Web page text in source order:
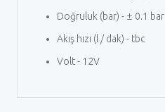
Doğruluk (bar) - ± 0.1 bar
Akış hızı (l / dak) - tbc
Volt - 12V